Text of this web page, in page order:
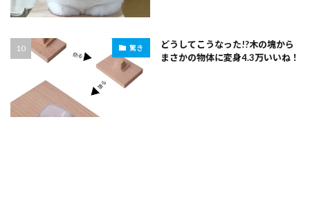
驚き
どうしてこうなった!?木の塊から
まさかの物体に変身4.3万いいね！